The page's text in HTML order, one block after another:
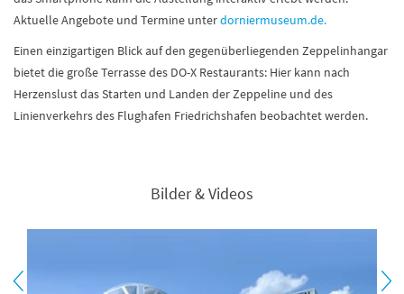
Aktuelle Angebote und Termine unterdorniermuseum.de.
Einen einzigartigen Blick auf den gegenüberliegenden Zeppelinhangar
bietet die große Terrasse des DO-X Restaurants: Hier kann nach
Herzenslust das Starten und Landen der Zeppeline und des
Linienverkehrs des Flughafen Friedrichshafen beobachtet werden.
Bilder & Videos